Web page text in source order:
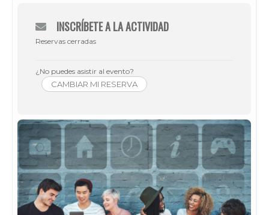
INSCRÍBETE A LA ACTIVIDAD
Reservas cerradas
¿No puedes asistir al evento?
CAMBIAR MI RESERVA